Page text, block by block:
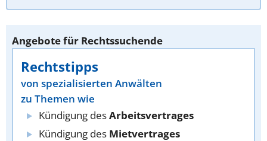
Angebote für Rechtssuchende
Rechtstipps
von spezialisierten Anwälten
zu Themen wie
Kündigung desArbeitsvertrages
Kündigung des Mietvertrages